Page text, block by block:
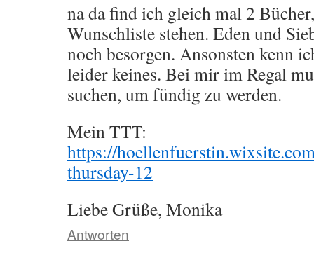
na da find ich gleich mal 2
Wunschliste stehen. Eden und
noch besorgen. Ansonsten kenn
leider keines. Bei mir im Regal
suchen, um fündig zu werden.
Mein TTT:
https://
thursday-12
Liebe Grüße, Monika
Antworten